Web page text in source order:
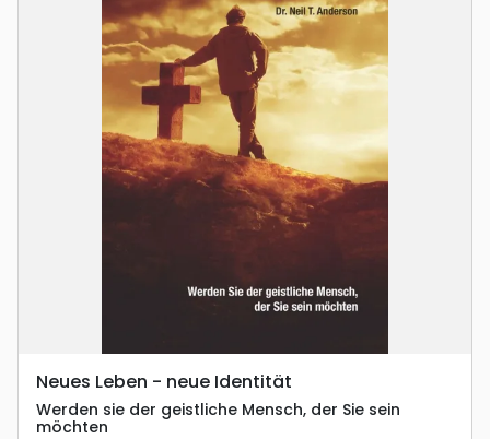
Neues Leben - neue Identität
Werden sie der geistliche Mensch, der Sie sein
möchten